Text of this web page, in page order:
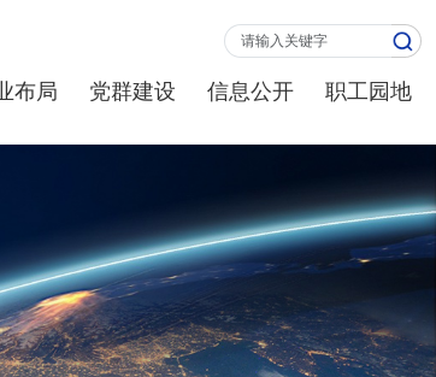
布局 党群建设 信息公开 职工园地